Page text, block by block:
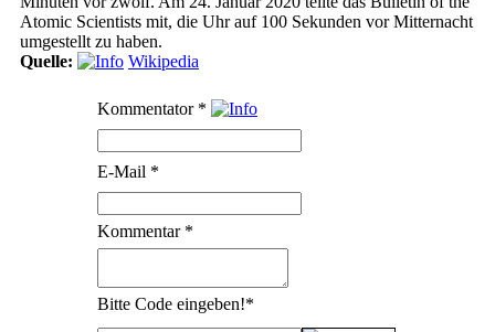
Atomic Scientists mit, die Uhr auf 100 Sekunden vor Mitternacht
umgestellt zu haben.
Quelle:
Wikipedia
Kommentator *
E-Mail *
Kommentar *
Bitte Code eingeben!*